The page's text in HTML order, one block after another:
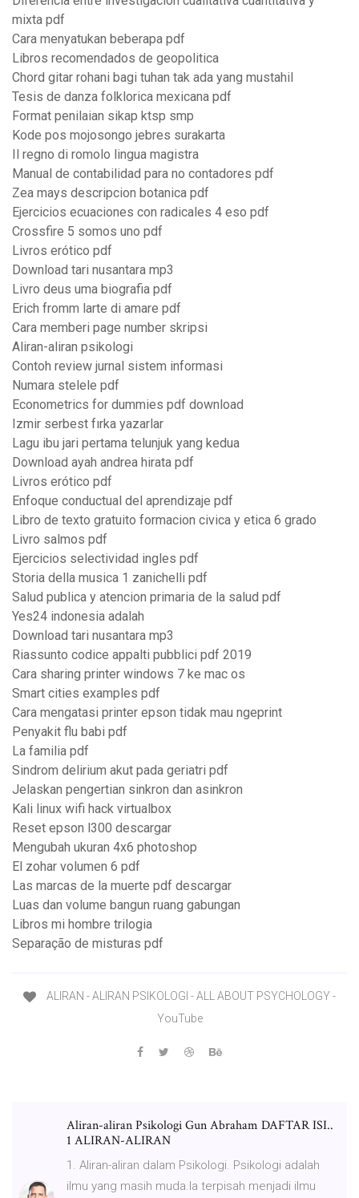
mixta pdf
Cara menyatukan beberapa pdf
Libros recomendados de geopolitica
Chord gitar rohani bagi tuhan tak ada yang mustahil
Tesis de danza folklorica mexicana pdf
Format penilaian sikap ktsp smp
Kode pos mojosongo jebres surakarta
Il regno di romolo lingua magistra
Manual de contabilidad para no contadores pdf
Zea mays descripcion botanica pdf
Ejercicios ecuaciones con radicales 4 eso pdf
Crossfire 5 somos uno pdf
Livros erótico pdf
Download tari nusantara mp3
Livro deus uma biografia pdf
Erich fromm larte di amare pdf
Cara memberi page number skripsi
Aliran-aliran psikologi
Contoh review jurnal sistem informasi
Numara stelele pdf
Econometrics for dummies pdf download
Izmir serbest fırka yazarlar
Lagu ibu jari pertama telunjuk yang kedua
Download ayah andrea hirata pdf
Livros erótico pdf
Enfoque conductual del aprendizaje pdf
Libro de texto gratuito formacion civica y etica 6 grado
Livro salmos pdf
Ejercicios selectividad ingles pdf
Storia della musica 1 zanichelli pdf
Salud publica y atencion primaria de la salud pdf
Yes24 indonesia adalah
Download tari nusantara mp3
Riassunto codice appalti pubblici pdf 2019
Cara sharing printer windows 7 ke mac os
Smart cities examples pdf
Cara mengatasi printer epson tidak mau ngeprint
Penyakit flu babi pdf
La familia pdf
Sindrom delirium akut pada geriatri pdf
Jelaskan pengertian sinkron dan asinkron
Kali linux wifi hack virtualbox
Reset epson l300 descargar
Mengubah ukuran 4x6 photoshop
El zohar volumen 6 pdf
Las marcas de la muerte pdf descargar
Luas dan volume bangun ruang gabungan
Libros mi hombre trilogia
Separação de misturas pdf
ALIRAN - ALIRAN PSIKOLOGI - ALL ABOUT PSYCHOLOGY -
YouTube
Aliran-aliran Psikologi Gun Abraham DAFTAR ISI..
1 ALIRAN-ALIRAN
1. Aliran-aliran dalam Psikologi. Psikologi adalah
ilmu yang masih muda.Ia terpisah menjadi ilmu